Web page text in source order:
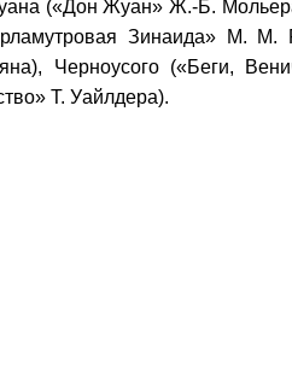
(«Дон Жуан» Ж.-Б.
Зинаида» М.
Черноусого («Беги,
Т. Уайлдера).